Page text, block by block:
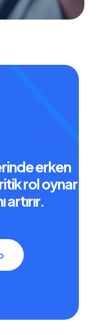
erken
rol oynar
artırır.